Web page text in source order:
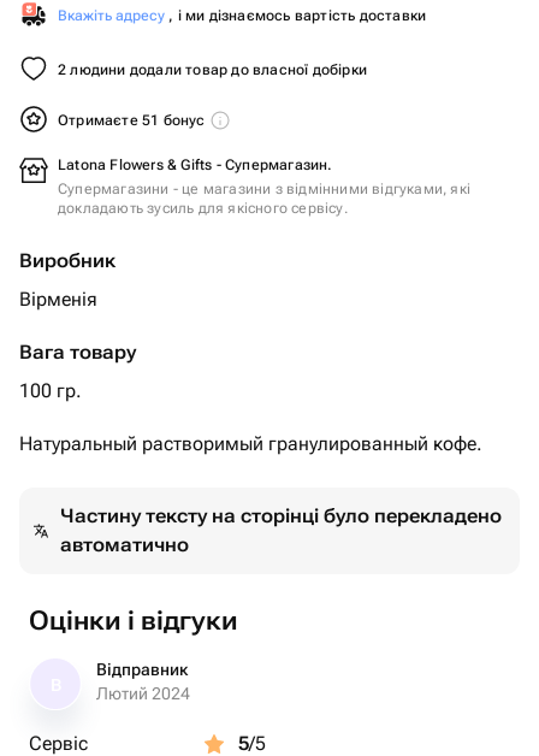
Вкажіть адресу , і ми дізнаємось вартість доставки
2 людини додали товар до власної добірки
Отримаєте 51 бонус
Latona Flowers & Gifts - Супермагазин.
Супермагазини - це магазини з відмінними відгуками, які
докладають зусиль для якісного сервісу.
Виробник
Вірменія
Вага товару
100 гр.
Натуральный растворимый гранулированный кофе.
Частину тексту на сторінці було перекладено
автоматично
Оцінки і відгуки
Відправник
Лютий 2024
Сервіс 5/5